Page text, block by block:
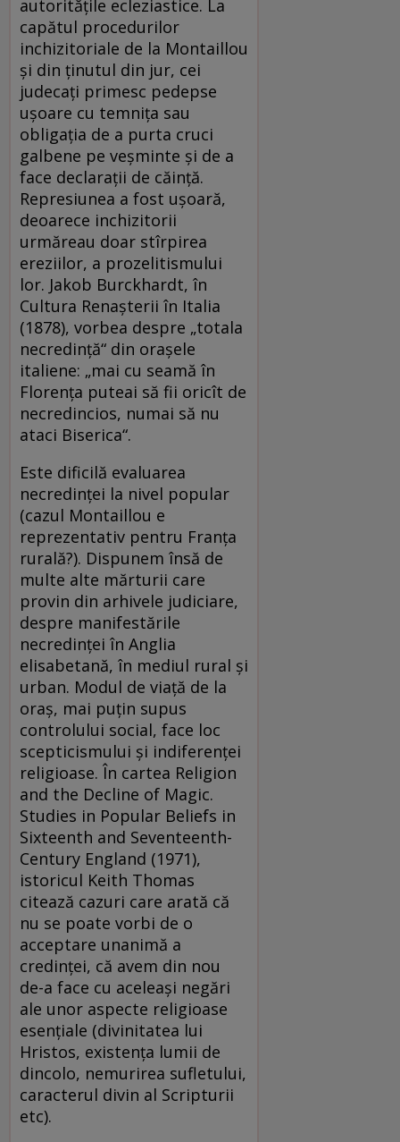
autoritățile ecleziastice. La
capătul procedurilor
inchizitoriale de la Montaillou
și din ținutul din jur, cei
judecați primesc pedepse
ușoare cu temnița sau
obligația de a purta cruci
galbene pe veșminte și de a
face declarații de căință.
Represiunea a fost ușoară,
deoarece inchizitorii
urmăreau doar stîrpirea
ereziilor, a prozelitismului
lor. Jakob Burckhardt, în
Cultura Renașterii în Italia
(1878), vorbea despre „totala
necredință“ din orașele
italiene: „mai cu seamă în
Florența puteai să fii oricît de
necredincios, numai să nu
ataci Biserica“.
Este dificilă evaluarea
necredinței la nivel popular
(cazul Montaillou e
reprezentativ pentru Franța
rurală?). Dispunem însă de
multe alte mărturii care
provin din arhivele judiciare,
despre manifestările
necredinței în Anglia
elisabetană, în mediul rural și
urban. Modul de viață de la
oraș, mai puțin supus
controlului social, face loc
scepticismului și indiferenței
religioase. În cartea Religion
and the Decline of Magic.
Studies in Popular Beliefs in
Sixteenth and Seventeenth-
Century England (1971),
istoricul Keith Thomas
citează cazuri care arată că
nu se poate vorbi de o
acceptare unanimă a
credinței, că avem din nou
de-a face cu aceleași negări
ale unor aspecte religioase
esențiale (divinitatea lui
Hristos, existența lumii de
dincolo, nemurirea sufletului,
caracterul divin al Scripturii
etc).